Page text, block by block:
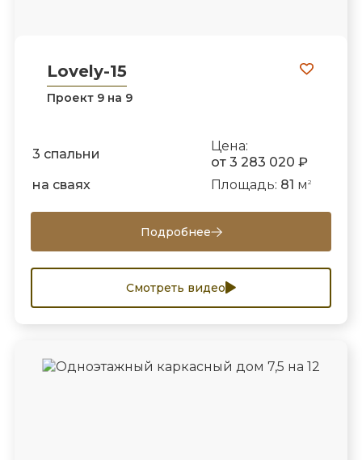
Lovely-15
Проект 9 на 9
3 спальни
Цена:
от 3 283 020 ₽
на сваях
Площадь: 81 м 2
Подробнее
Смотреть видео